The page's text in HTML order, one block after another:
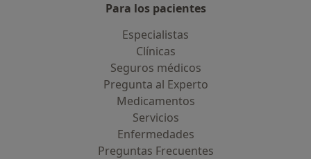
Para los pacientes
Especialistas
Clínicas
Seguros médicos
Pregunta al Experto
Medicamentos
Servicios
Enfermedades
Preguntas Frecuentes